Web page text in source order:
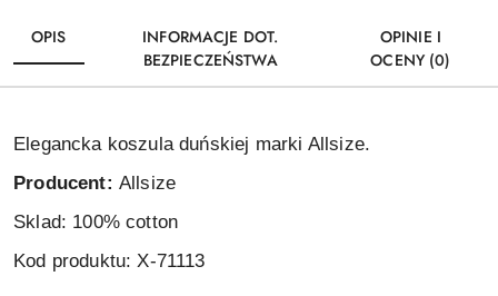
OPIS
INFORMACJE DOT.
BEZPIECZEŃSTWA
OPINIE I
OCENY (0)
Elegancka koszula duńskiej marki Allsize.
Producent: Allsize
Sklad: 100% cotton
Kod produktu: X-71113